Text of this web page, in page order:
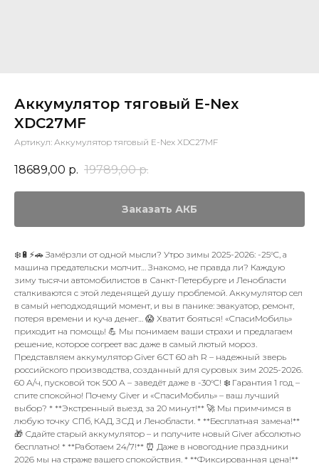
Аккумулятор тяговый E-Nex
XDC27MF
Артикул: Аккумулятор тяговый E-Nex XDC27MF
18689,00 р. 19789,00 р.
Заказать АКБ
❄️🔋⚡🚗 Замёрзли от одной мысли? Утро зимы 2025-2026: -25°C, а
машина предательски молчит… Знакомо, не правда ли? Каждую
зиму тысячи автомобилистов в Санкт-Петербурге и Ленобласти
сталкиваются с этой леденящей душу проблемой. Аккумулятор сел
в самый неподходящий момент, и вы в панике: эвакуатор, ремонт,
потеря времени и куча денег… 😱 Хватит бояться! «СпасиМобиль»
приходит на помощь! 💪 Мы понимаем ваши страхи и предлагаем
решение, которое согреет вас даже в самый лютый мороз.
Представляем аккумулятор Giver 6СТ 60 ah R – надежный зверь
российского производства, созданный для суровых зим 2025-2026.
60 А/ч, пусковой ток 500 А – заведёт даже в -30°C! ❄️ Гарантия 1 год –
спите спокойно! Почему Giver и «СпасиМобиль» – ваш лучший
выбор? * **Экстренный выезд за 20 минут!** 🚀 Мы примчимся в
любую точку СПб, КАД, ЗСД и Ленобласти. * **Бесплатная замена!**
🎁 Сдайте старый аккумулятор – и получите новый Giver абсолютно
бесплатно! * **Работаем 24/7!** ⏰ Даже в новогодние праздники
2026 мы на страже вашего спокойствия. * **Фиксированная цена!**